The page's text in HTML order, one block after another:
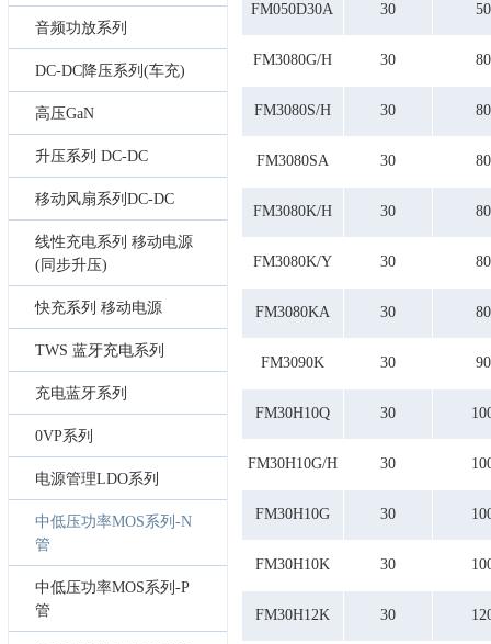
音频功放系列
DC-DC降压系列(车充)
高压GaN
升压系列 DC-DC
移动风扇系列DC-DC
线性充电系列 移动电源
(同步升压)
快充系列 移动电源
TWS 蓝牙充电系列
充电蓝牙系列
0VP系列
电源管理LDO系列
中低压功率MOS系列-N
管
中低压功率MOS系列-P
管
5.8
6.2
6.9
7.3
7.8
FM050D30A 30 50
FM3080G/H 30 80
FM3080S/H 30 80
FM3080SA 30 80
FM3080K/H 30 80
FM3080K/Y 30 80
FM3080KA 30 80
FM3090K 30 90
FM30H10Q 30
FM30H10G/H 30
FM30H10G 30
FM30H10K 30
FM30H12K 30